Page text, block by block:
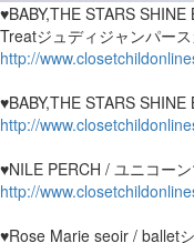
♥BABY,THE STARS
Treatジュディジャンパース
http://
♥BABY,THE STARS
http://
♥NILE PERCH / ユニコー
http://
♥Rose Marie seoir / ballet